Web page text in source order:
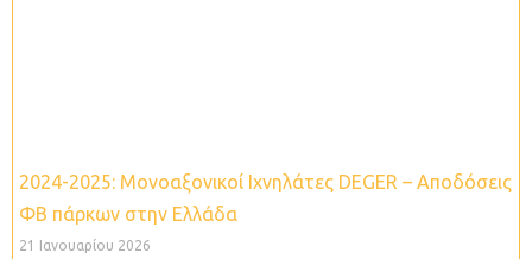
2024-2025: Μονοαξονικοί Ιχνηλάτες DEGER – Aποδόσεις
ΦΒ πάρκων στην Ελλάδα
21 Ιανουαρίου 2026